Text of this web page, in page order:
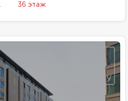
36 этаж